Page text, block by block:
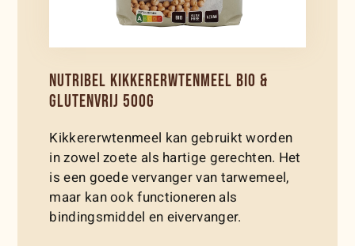
NUTRIBEL KIKKERERWTENMEEL BIO &
GLUTENVRIJ 500G
Kikkererwtenmeel kan gebruikt worden
in zowel zoete als hartige gerechten. Het
is een goede vervanger van tarwemeel,
maar kan ook functioneren als
bindingsmiddel en eivervanger.